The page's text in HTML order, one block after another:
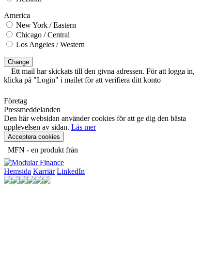
America
New York / Eastern
Chicago / Central
Los Angeles / Western
Change
Ett mail har skickats till den givna adressen. För att logga in,
klicka på "Login" i mailet för att verifiera ditt konto
Företag
Pressmeddelanden
Den här websidan använder cookies för att ge dig den bästa
upplevelsen av sidan. Läs mer
Acceptera cookies
MFN - en produkt från
Hemsida Karriär LinkedIn